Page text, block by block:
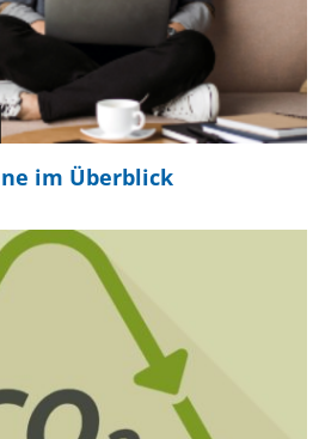
im Überblick